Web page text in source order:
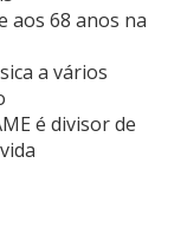
aos 68 anos na
a vários
é divisor de